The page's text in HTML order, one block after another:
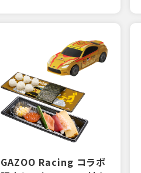
GAZOO Racing コラボ